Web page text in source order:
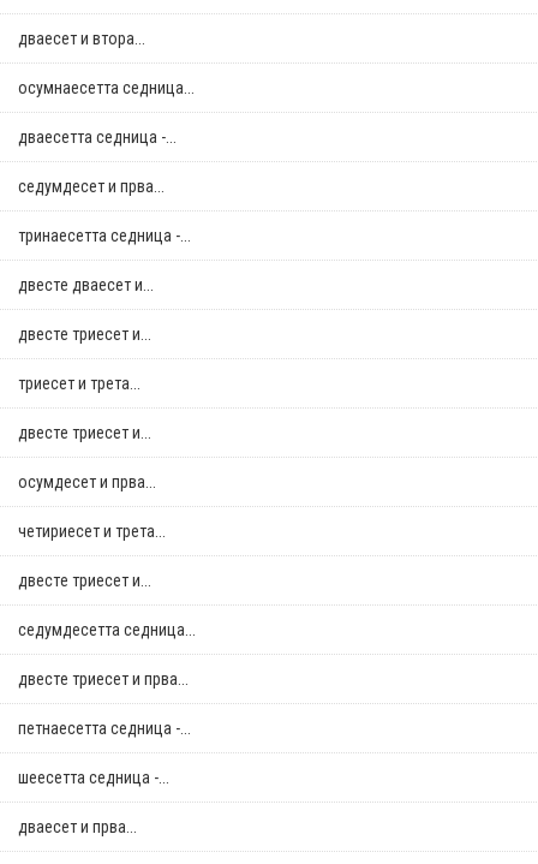
дваесет и втора...
осумнaесетта седница...
дваесетта седница -...
седумдесет и прва...
тринаесетта седница -...
двестe дваесет и...
двестe триесет и...
триесет и трета...
двестe триесет и...
осумдесет и прва...
четириесет и трета...
двестe триесет и...
седумдесетта седница...
двестe триесет и прва...
петнаесетта седница -...
шеесетта седница -...
дваесет и прва...